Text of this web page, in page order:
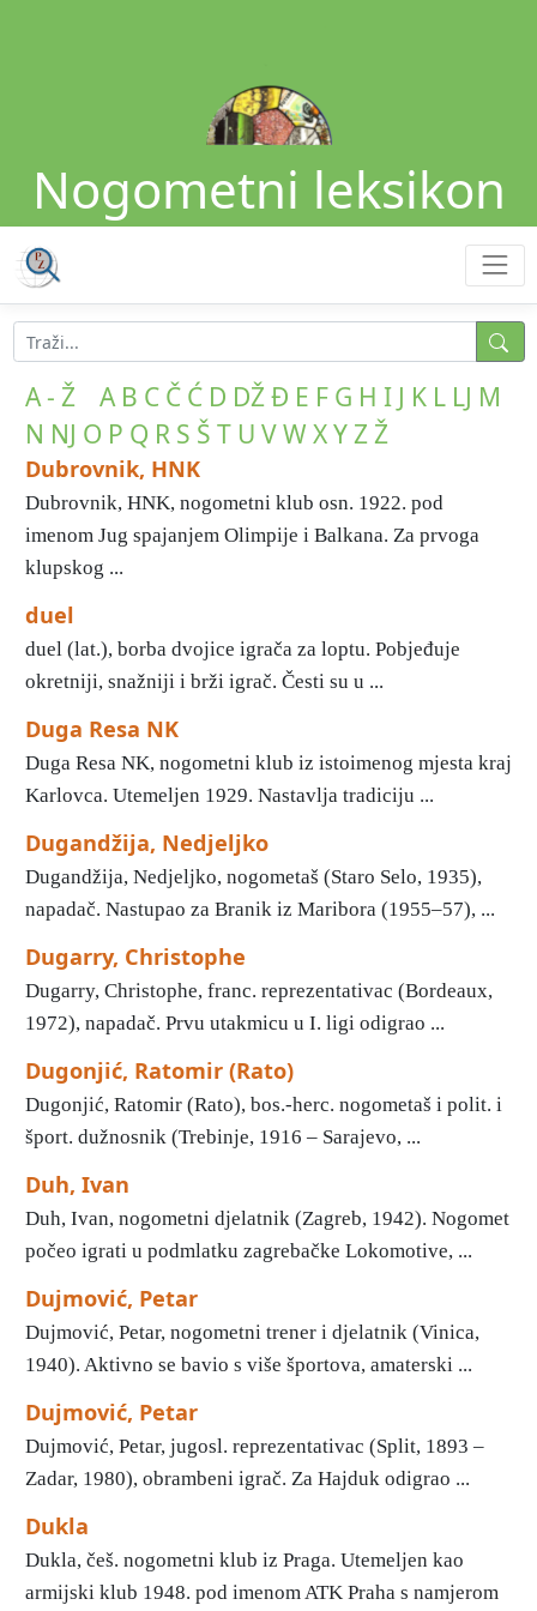
Nogometni leksikon
A - Ž A B C Č Ć D DŽĐ E F G H I J K L LJ M
N NJ O P Q R S Š T U VW XYZŽ
Dubrovnik, HNK
Dubrovnik, HNK, nogometni klub osn. 1922. pod
imenom Jug spajanjem Olimpije i Balkana. Za prvoga
klupskog ...
duel
duel (lat.), borba dvojice igrača za loptu. Pobjeđuje
okretniji, snažniji i brži igrač. Česti su u ...
Duga Resa NK
Duga Resa NK, nogometni klub iz istoimenog mjesta kraj
Karlovca. Utemeljen 1929. Nastavlja tradiciju ...
Dugandžija, Nedjeljko
Dugandžija, Nedjeljko, nogometaš (Staro Selo, 1935),
napadač. Nastupao za Branik iz Maribora (1955–57), ...
Dugarry, Christophe
Dugarry, Christophe, franc. reprezentativac (Bordeaux,
1972), napadač. Prvu utakmicu u I. ligi odigrao ...
Dugonjić, Ratomir (Rato)
Dugonjić, Ratomir (Rato), bos.-herc. nogometaš i polit. i
šport. dužnosnik (Trebinje, 1916 – Sarajevo, ...
Duh, Ivan
Duh, Ivan, nogometni djelatnik (Zagreb, 1942). Nogomet
počeo igrati u podmlatku zagrebačke Lokomotive, ...
Dujmović, Petar
Dujmović, Petar, nogometni trener i djelatnik (Vinica,
1940). Aktivno se bavio s više športova, amaterski ...
Dujmović, Petar
Dujmović, Petar, jugosl. reprezentativac (Split, 1893 –
Zadar, 1980), obrambeni igrač. Za Hajduk odigrao ...
Dukla
Dukla, češ. nogometni klub iz Praga. Utemeljen kao
armijski klub 1948. pod imenom ATK Praha s namjerom